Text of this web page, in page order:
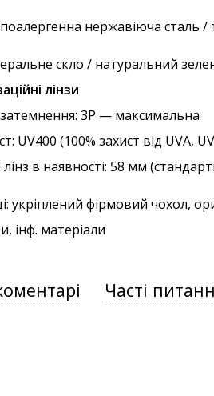
нержавіюча сталь
скло / натуральний
лінзи
: 3P — максимальна
: UV400 (100% захист від UVA,
в наявності: 58 мм
укріплений фірмовий чохол,
інф. матеріали
Часті